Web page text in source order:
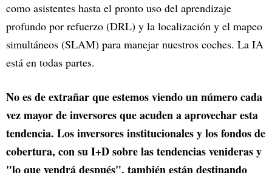
como asistentes hasta el pronto uso del aprendizaje
profundo por refuerzo (DRL) y la localización y el mapeo
simultáneos (SLAM) para manejar nuestros coches. La IA
está en todas partes.
No es de extrañar que estemos viendo un número cada
vez mayor de inversores que acuden a aprovechar esta
tendencia. Los inversores institucionales y los fondos de
cobertura, con su I+D sobre las tendencias venideras y
"lo que vendrá después", también están destinando